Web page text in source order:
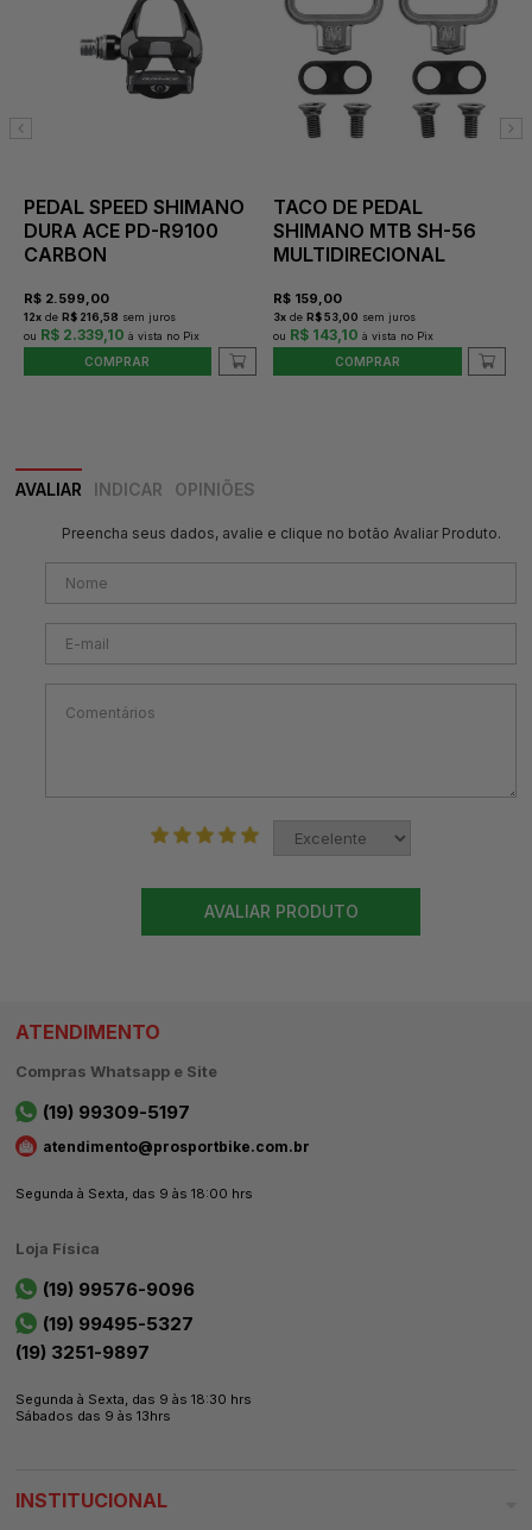
PEDAL SPEED SHIMANO
DURA ACE PD-R9100
CARBON
R$ 2.599,00
12x de R$ 216,58 sem juros
R$ 2.339,10
COMPRAR
TACO DE PEDAL
SHIMANO MTB SH-56
MULTIDIRECIONAL
R$ 159,00
3x de R$ 53,00 sem juros
R$ 143,10
COMPRAR
AVALIAR INDICAR OPINIÕES
Preencha seus dados, avalie e clique no botão Avaliar Produto.
AVALIAR PRODUTO
ATENDIMENTO
Compras Whatsapp e Site
(19) 99309-5197
atendimento@prosportbike.com.br
Segunda à Sexta, das 9 às 18:00 hrs
Loja Física
(19) 99576-9096
(19) 99495-5327
(19) 3251-9897
Segunda à Sexta, das 9 às 18:30 hrs
Sábados das 9 às 13hrs
INSTITUCIONAL